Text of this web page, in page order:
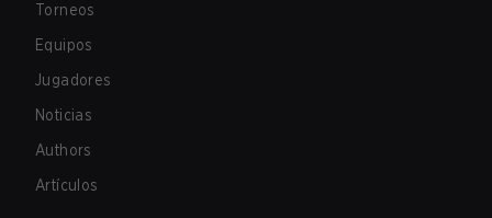
Torneos
Equipos
Jugadores
Noticias
Authors
Artículos